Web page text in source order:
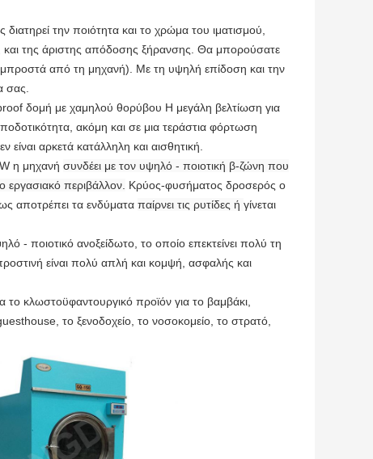
την ποιότητα και το χρώμα του ιματισμού,
και της άριστης απόδοσης ξήρανσης. Θα μπορούσατε
από τη μηχανή). Με τη υψηλή επίδοση και την
σας.
δομή με χαμηλού θορύβου Η μεγάλη βελτίωση για
ακόμη και σε μια τεράστια φόρτωση
είναι αρκετά κατάλληλη και αισθητική.
η μηχανή συνδέει με τον υψηλό - ποιοτική β-ζώνη που
εργασιακό περιβάλλον. Κρύος-φυσήματος δροσερός ο
αποτρέπει τα ενδύματα παίρνει τις ρυτίδες ή γίνεται
- ποιοτικό ανοξείδωτο, το οποίο επεκτείνει πολύ τη
είναι πολύ απλή και κομψή, ασφαλής και
το κλωστοϋφαντουργικό προϊόν για το βαμβάκι,
το ξενοδοχείο, το νοσοκομείο, το στρατό,